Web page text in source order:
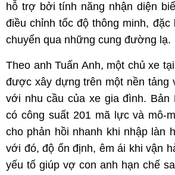
hỗ trợ bởi tính năng nhận diện
điều chỉnh tốc độ thông minh,
chuyển qua những cung đường lạ.
Theo anh Tuấn Anh, một chủ xe
được xây dựng trên một nền tảng
với nhu cầu của xe gia đình. Bản
có công suất 201 mã lực và mô-
cho phản hồi nhanh khi nhập làn
với đó, độ ổn định, êm ái khi vận
yếu tố giúp vợ con anh hạn chế